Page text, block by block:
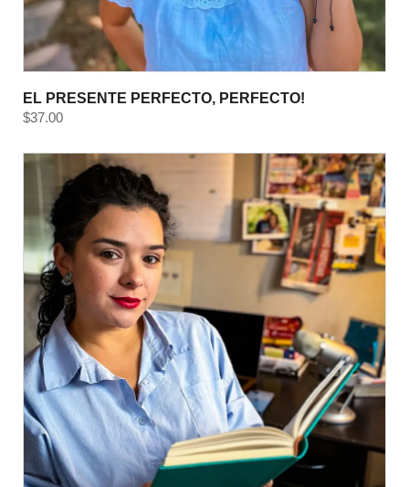
EL PRESENTE PERFECTO, PERFECTO!
$37.00